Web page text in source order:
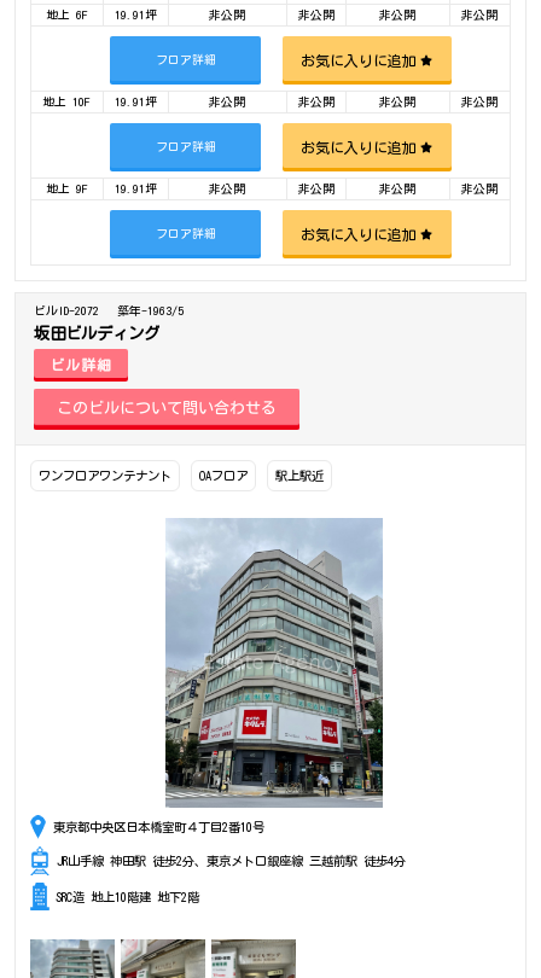
地上 6F 19.91坪 非公開 非公開 非公開 非公開
フロア詳細 お気に入りに追加
地上 10F 19.91坪 非公開 非公開 非公開 非公開
フロア詳細 お気に入りに追加
地上 9F 19.91坪 非公開 非公開 非公開 非公開
フロア詳細 お気に入りに追加
ビルID-2072 築年-1963/5
坂田ビルディング
ビル詳細
ワンフロアワンテナント OAフロア 駅上駅近
東京都中央区日本橋室町４丁目2番10号
JR山手線 神田駅 徒歩2分、東京メトロ銀座線 三越前駅 徒歩4分
SRC造 地上10階建 地下2階